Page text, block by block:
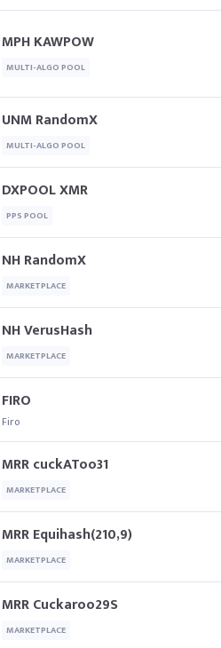
MPH KAWPOW
MULTI-ALGO POOL
UNM RandomX
MULTI-ALGO POOL
DXPOOL XMR
PPS POOL
NH RandomX
MARKETPLACE
NH VerusHash
MARKETPLACE
FIRO
Firo
MRR cuckAToo31
MARKETPLACE
MRR Equihash(210,9)
MARKETPLACE
MRR Cuckaroo29S
MARKETPLACE